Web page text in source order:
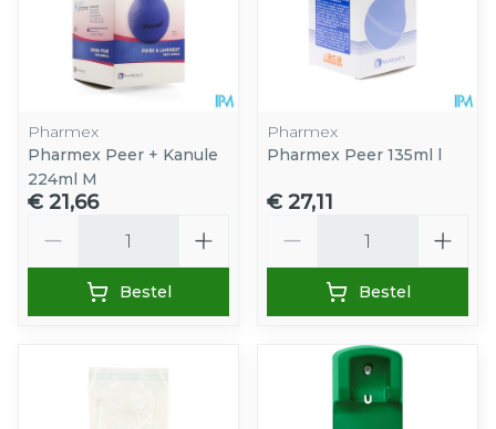
Pharmex
Pharmex Peer + Kanule
224ml M
€ 21,66
Bestel
Pharmex
Pharmex Peer 135ml l
€ 27,11
Bestel